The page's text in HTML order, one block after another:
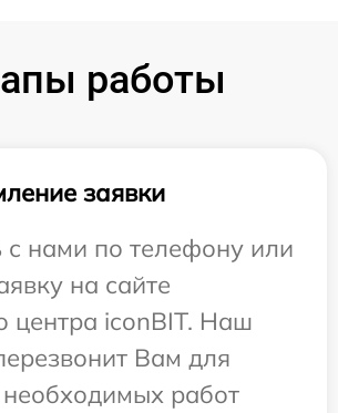
работы
заявки
с нами по телефону или
на сайте
центра iconBIT. Наш
Вам для
работ